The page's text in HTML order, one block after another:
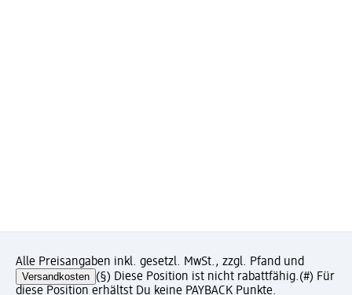
Alle Preisangaben inkl. gesetzl. MwSt., zzgl. Pfand und
Versandkosten (§) Diese Position ist nicht rabattfähig.(#) Für
diese Position erhältst Du keine PAYBACK Punkte.